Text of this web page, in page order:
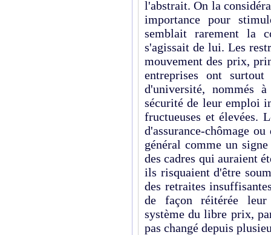
l'abstrait. On la
importance pour
semblait rarement la
s'agissait de lui. Les
mouvement des prix,
entreprises ont
d'université, nommés
sécurité de leur emploi
fructueuses et élevées.
d'assurance-chômage
général comme un
des cadres qui auraient
ils risquaient d'être
des retraites
de façon réitérée leur
système du libre prix,
pas changé depuis